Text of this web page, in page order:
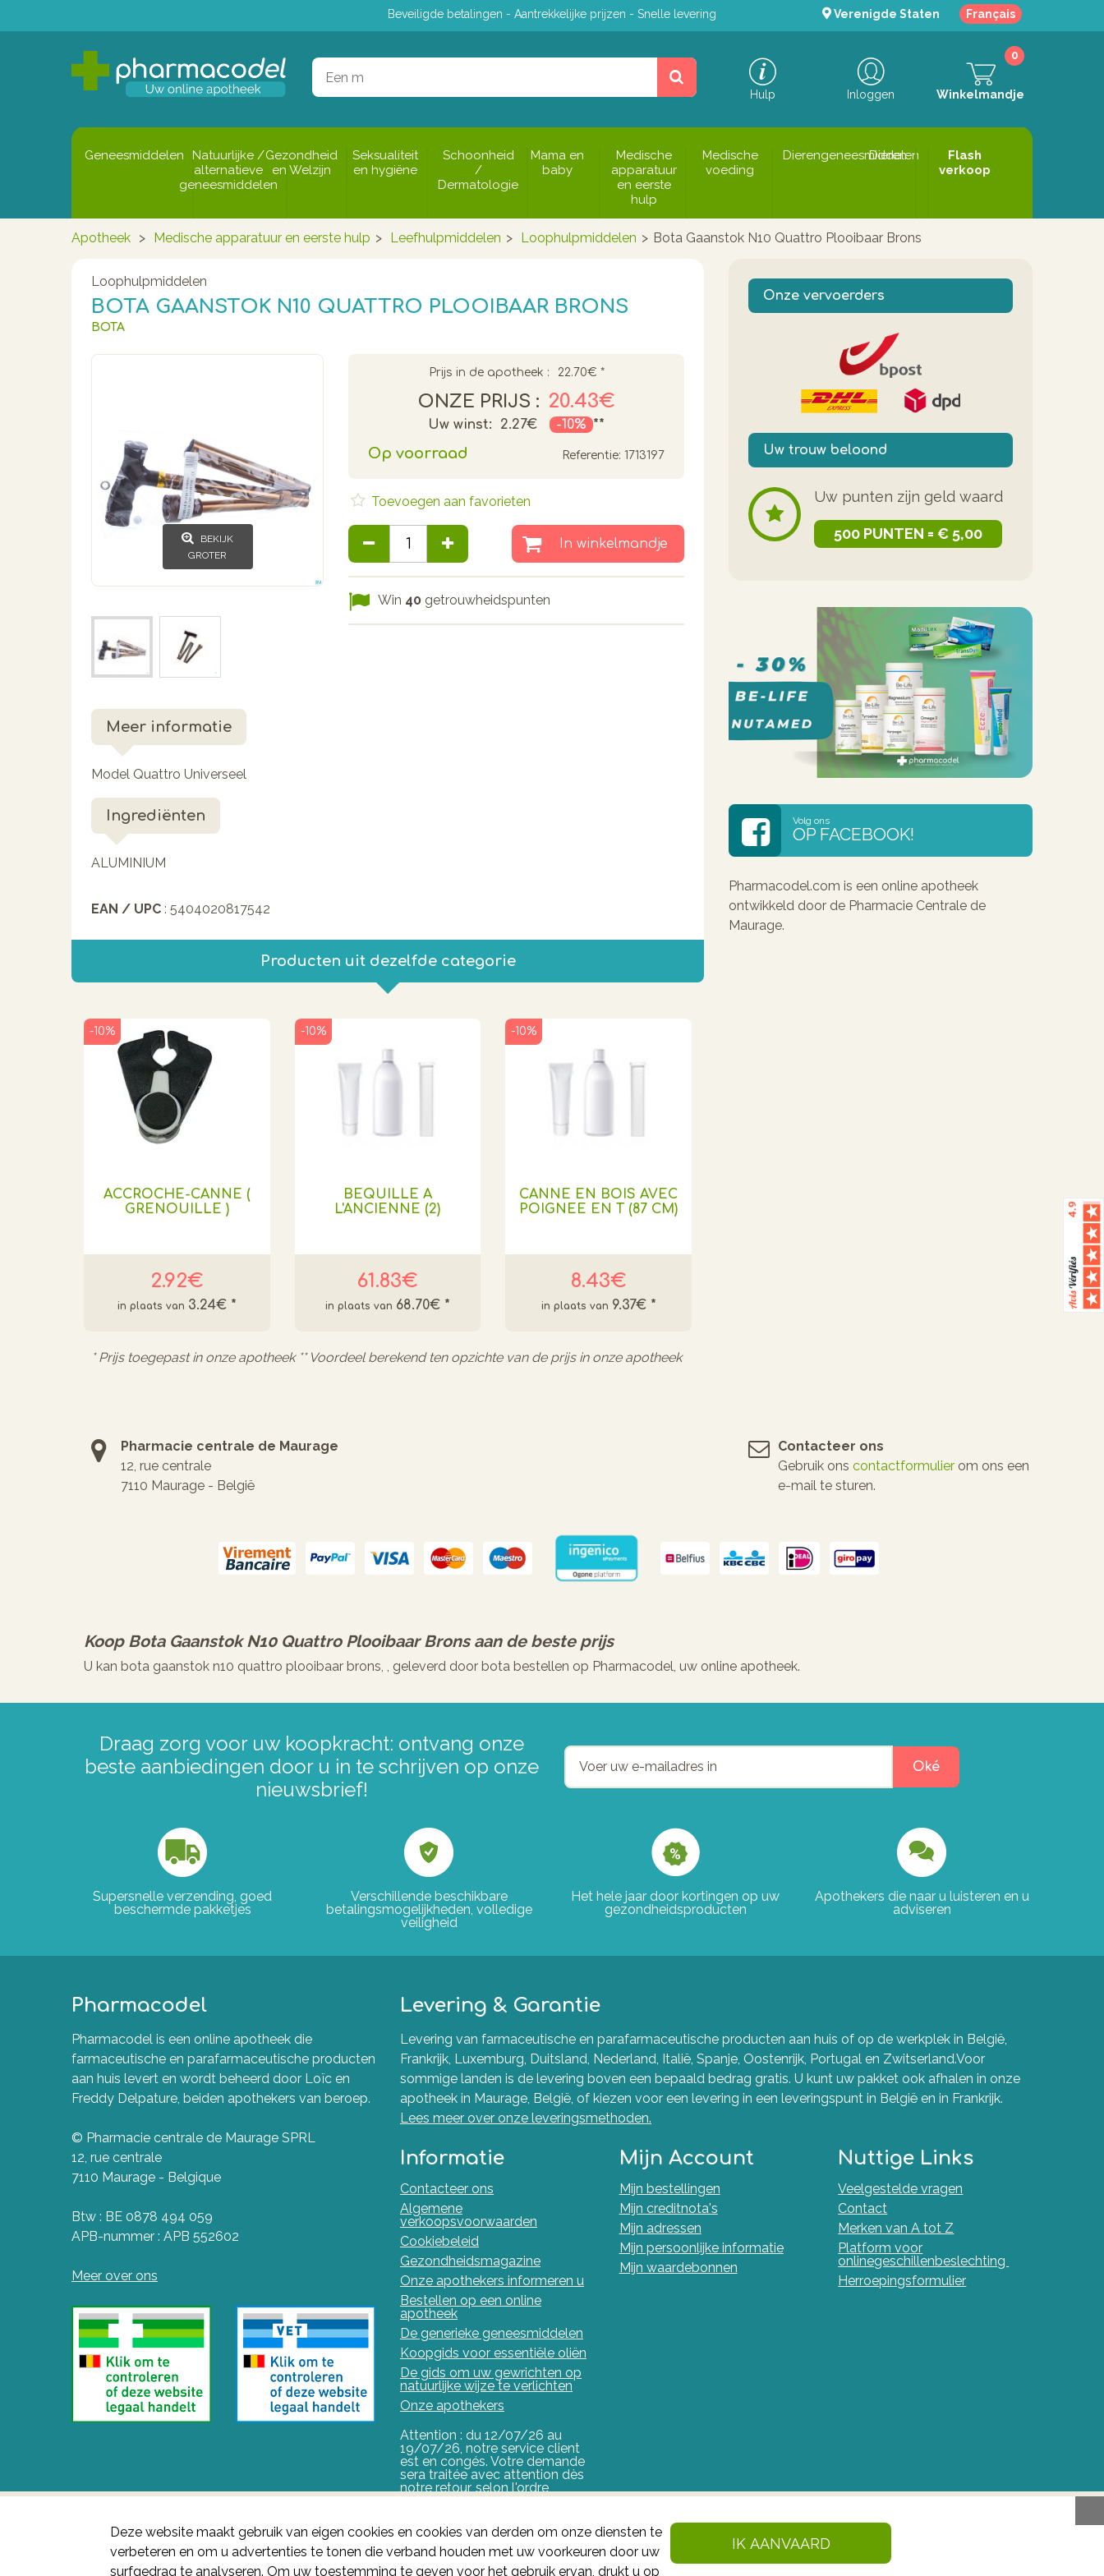
Beveiligde betalingen - Aantrekkelijke prijzen - Snelle levering Verenigde Staten Français
Hulp Inloggen Winkelmandje
0
Geneesmiddelen
Natuurlijke /
alternatieve
geneesmiddelen
Gezondheid
en Welzijn
Seksualiteit
en hygiëne
Schoonheid
/
Dermatologie
Mama en
baby
Medische
apparatuur
en eerste
hulp
Medische
voeding
Dierengeneesmiddelen
Dieren
Flash
verkoop
Apotheek > Medische apparatuur en eerste hulp > Leefhulpmiddelen > Loophulpmiddelen > Bota Gaanstok N10 Quattro Plooibaar Brons
Loophulpmiddelen
BOTA GAANSTOK N10 QUATTRO PLOOIBAAR BRONS
BOTA
BEKIJK
GROTER
Prijs in de apotheek : 22.70€ *
ONZE PRIJS : 20.43€
Uw winst: 2.27€ -10% **
Op voorraad Referentie: 1713197
Toevoegen aan favorieten
In winkelmandje
Win 40 getrouwheidspunten
Meer informatie
Model Quattro Universeel
Ingrediënten
ALUMINIUM
EAN / UPC : 5404020817542
Producten uit dezelfde categorie
ACCROCHE-CANNE (
GRENOUILLE )
2.92€
-10%
3.24€ *
BEQUILLE A
L'ANCIENNE (2)
61.83€
-10%
68.70€ *
CANNE EN BOIS AVEC
POIGNEE EN T (87 CM)
8.43€
-10%
9.37€ *
* Prijs toegepast in onze apotheek ** Voordeel berekend ten opzichte van de prijs in onze apotheek
Onze vervoerders
Uw trouw beloond
Uw punten zijn geld waard
500 PUNTEN = € 5,00
Volg ons
OP FACEBOOK!
Pharmacodel.com is een online apotheek
ontwikkeld door de Pharmacie Centrale de
Maurage.
Pharmacie centrale de Maurage
12, rue centrale
7110 Maurage - België
Contacteer ons
Gebruik ons contactformulier om ons een
e-mail te sturen.
Koop Bota Gaanstok N10 Quattro Plooibaar Bronsaan de beste prijs
U kan bota gaanstok n10 quattro plooibaar brons, , geleverd door bota bestellen op Pharmacodel, uw online apotheek.
Draag zorg voor uw koopkracht: ontvang onze
beste aanbiedingen door u in te schrijven op onze
nieuwsbrief!
Oké
Supersnelle verzending, goed
beschermde pakketjes
Verschillende beschikbare
betalingsmogelijkheden, volledige
veiligheid
Het hele jaar door kortingen op uw
gezondheidsproducten
Apothekers die naar u luisteren en u
adviseren
Pharmacodel
Pharmacodel is een online apotheek die
farmaceutische en parafarmaceutische producten
aan huis levert en wordt beheerd door Loïc en
Freddy Delpature, beiden apothekers van beroep.
© Pharmacie centrale de Maurage SPRL
12, rue centrale
7110 Maurage - Belgique
Btw : BE 0878 494 059
APB-nummer : APB 552602
Meer over ons
Levering & Garantie
Levering van farmaceutische en parafarmaceutische producten aan huis of op de werkplek in België,
Frankrijk, Luxemburg, Duitsland, Nederland, Italië, Spanje, Oostenrijk, Portugal en Zwitserland.Voor
sommige landen is de levering boven een bepaald bedrag gratis. U kunt uw pakket ook afhalen in onze
apotheek in Maurage, België, of kiezen voor een levering in een leveringspunt in België en in Frankrijk.
Lees meer over onze leveringsmethoden.
Deze website maakt gebruik van eigen cookies en cookies van derden om onze diensten te
verbeteren en om u advertenties te tonen die verband houden met uw voorkeuren door uw
surfgedrag te analyseren. Om uw toestemming te geven voor het gebruik ervan, drukt u op
IK AANVAARD
Informatie
Contacteer ons
Algemene
verkoopsvoorwaarden
Cookiebeleid
Gezondheidsmagazine
Onze apothekers informeren u
Bestellen op een online
apotheek
De generieke geneesmiddelen
Koopgids voor essentiële oliën
De gids om uw gewrichten op
natuurlijke wijze te verlichten
Onze apothekers
Attention : du 12/07/26 au
19/07/26, notre service client
est en congés. Votre demande
sera traitée avec attention dès
notre retour, selon l'ordre
d'arrivée.
Mijn Account
Mijn bestellingen
Mijn creditnota's
Mijn adressen
Mijn persoonlijke informatie
Mijn waardebonnen
Nuttige Links
Veelgestelde vragen
Contact
Merken van A tot Z
Platform voor
onlinegeschillenbeslechting
Herroepingsformulier
Het FAGG is de bevoegde autoriteit voor geneesmiddelen en gezondheidsproducten in België. Deze site
valt onder haar controle.Federaal Agentschap voor Geneesmiddelen en